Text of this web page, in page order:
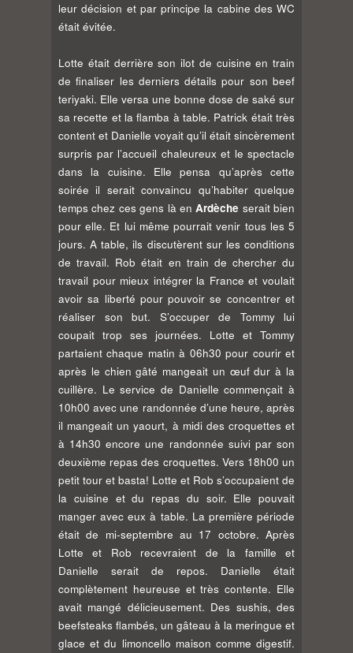
leur décision et par principe la cabine des WC
était évitée.
Lotte était derrière son ilot de cuisine en train
de finaliser les derniers détails pour son beef
teriyaki. Elle versa une bonne dose de saké sur
sa recette et la flamba à table. Patrick était très
content et Danielle voyait qu’il était sincèrement
surpris par l’accueil chaleureux et le spectacle
dans la cuisine. Elle pensa qu’après cette
soirée il serait convaincu qu’habiter quelque
temps chez ces gens là enArdèche serait bien
pour elle. Et lui même pourrait venir tous les 5
jours. A table, ils discutèrent sur les conditions
de travail. Rob était en train de chercher du
travail pour mieux intégrer la France et voulait
avoir sa liberté pour pouvoir se concentrer et
réaliser son but. S’occuper de Tommy lui
coupait trop ses journées. Lotte et Tommy
partaient chaque matin à 06h30 pour courir et
après le chien gâté mangeait un œuf dur à la
cuillère. Le service de Danielle commençait à
10h00 avec une randonnée d’une heure, après
il mangeait un yaourt, à midi des croquettes et
à 14h30 encore une randonnée suivi par son
deuxième repas des croquettes. Vers 18h00 un
petit tour et basta! Lotte et Rob s’occupaient de
la cuisine et du repas du soir. Elle pouvait
manger avec eux à table. La première période
était de mi-septembre au 17 octobre. Après
Lotte et Rob recevraient de la famille et
Danielle serait de repos. Danielle était
complètement heureuse et très contente. Elle
avait mangé délicieusement. Des sushis, des
beefsteaks flambés, un gâteau à la meringue et
glace et du limoncello maison comme digestif.